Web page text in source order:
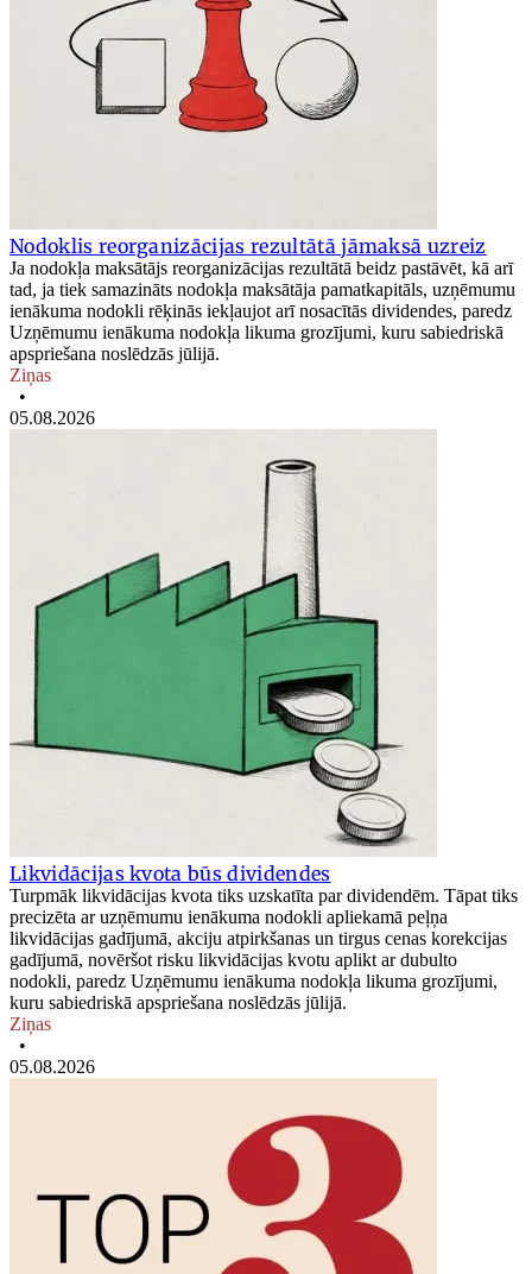
Nodoklis reorganizācijas rezultātā jāmaksā uzreiz
Ja nodokļa maksātājs reorganizācijas rezultātā beidz pastāvēt, kā arī
tad, ja tiek samazināts nodokļa maksātāja pamatkapitāls, uzņēmumu
ienākuma nodokli rēķinās iekļaujot arī nosacītās dividendes, paredz
Uzņēmumu ienākuma nodokļa likuma grozījumi, kuru sabiedriskā
apspriešana noslēdzās jūlijā.
Ziņas
•
05.08.2026
Likvidācijas kvota būs dividendes
Turpmāk likvidācijas kvota tiks uzskatīta par dividendēm. Tāpat tiks
precizēta ar uzņēmumu ienākuma nodokli apliekamā peļņa
likvidācijas gadījumā, akciju atpirkšanas un tirgus cenas korekcijas
gadījumā, novēršot risku likvidācijas kvotu aplikt ar dubulto
nodokli, paredz Uzņēmumu ienākuma nodokļa likuma grozījumi,
kuru sabiedriskā apspriešana noslēdzās jūlijā.
Ziņas
•
05.08.2026